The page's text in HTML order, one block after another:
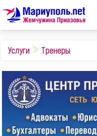
Горячие
телефоны
Услуги Тренеры